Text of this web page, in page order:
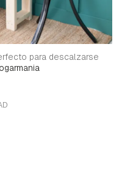
para descalzarse